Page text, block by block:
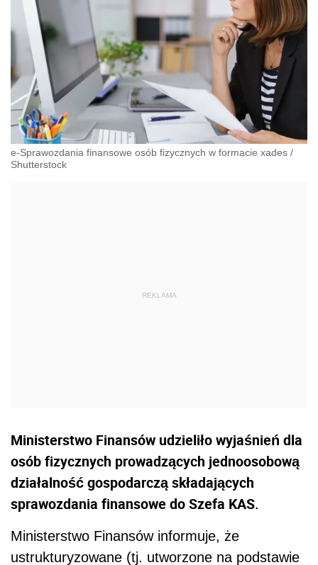
e-Sprawozdania finansowe osób fizycznych w formacie xades /
Shutterstock
Ministerstwo Finansów udzieliło wyjaśnień dla
osób fizycznych prowadzących jednoosobową
działalność gospodarczą składających
sprawozdania finansowe do Szefa KAS.
Ministerstwo Finansów informuje, że
ustrukturyzowane (tj. utworzone na podstawie